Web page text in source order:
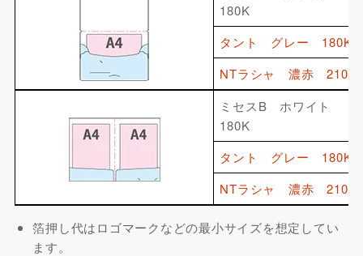
180K
タント
グレー
180K
NTラシャ
濃赤
210K
ミセスB ホワイト
180K
タント
グレー
180K
NTラシャ
濃赤 210K
箔押し代はロゴマークなどの最小サイズを想定してい
ます。